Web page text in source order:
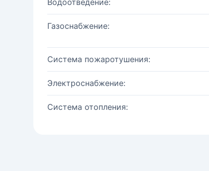
Водоотведение:
Газоснабжение:
Система пожаротушения:
Электроснабжение:
Система отопления: